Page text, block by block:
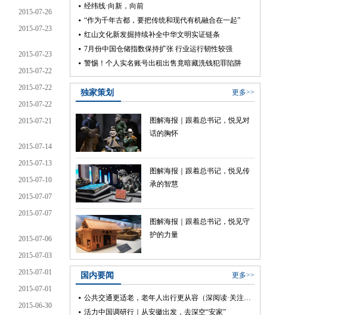
2015-07-26
2015-07-23
2015-07-23
2015-07-22
2015-07-22
2015-07-22
2015-07-21
2015-07-14
2015-07-13
2015-07-10
2015-07-07
2015-07-07
2015-07-06
2015-07-03
2015-07-01
2015-07-01
2015-06-30